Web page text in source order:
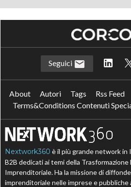
Seguici
About Autori Tags Rss Feed
Terms&Conditions Contenuti
Nextwork360 è il più grande network
B2B dedicati ai temi della Trasformazione
Imprenditoriale. Ha la missione di
imprenditoriale nelle imprese e pubbliche